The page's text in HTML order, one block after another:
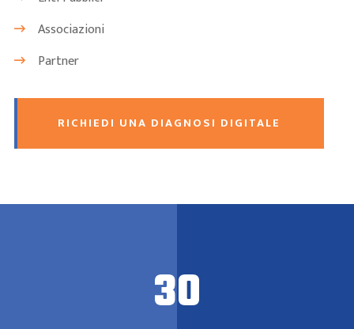
Associazioni
Partner
RICHIEDI UNA DIAGNOSI DIGITALE
30